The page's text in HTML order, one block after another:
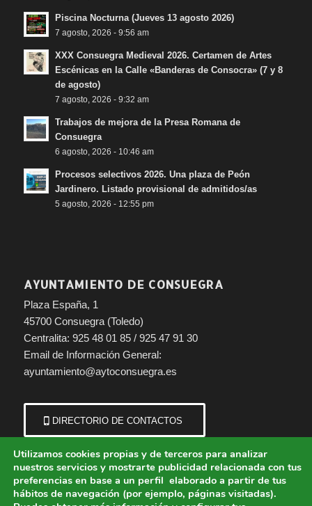
Piscina Nocturna (Jueves 13 agosto 2026)
7 agosto, 2026 - 9:56 am
XXX Consuegra Medieval 2026. Certamen de Artes
Escénicas en la Calle «Banderas de Consocra» (7 y 8
de agosto)
7 agosto, 2026 - 9:32 am
Trabajos de mejora de la Presa Romana de
Consuegra
6 agosto, 2026 - 10:46 am
Procesos selectivos 2026. Una plaza de Peón
Jardinero. Listado provisional de admitidos/as
5 agosto, 2026 - 12:55 pm
AYUNTAMIENTO DE CONSUEGRA
Plaza España, 1
45700 Consuegra (Toledo)
Centralita: 925 48 01 85 / 925 47 91 30
Email de Información General:
ayuntamiento@aytoconsuegra.es
DIRECTORIO DE CONTACTOS
Utilizamos cookies propias y de terceros para analizar
nuestros servicios y mostrarte publicidad relacionada con tus
preferencias en base a un perfil elaborado a partir de tus
hábitos de navegación (por ejemplo, páginas visitadas).